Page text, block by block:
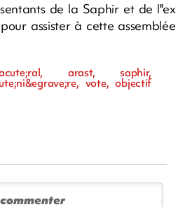
de la Saphir et de l''ex
assister à cette assemblée
arast, saphir,
vote, objectif